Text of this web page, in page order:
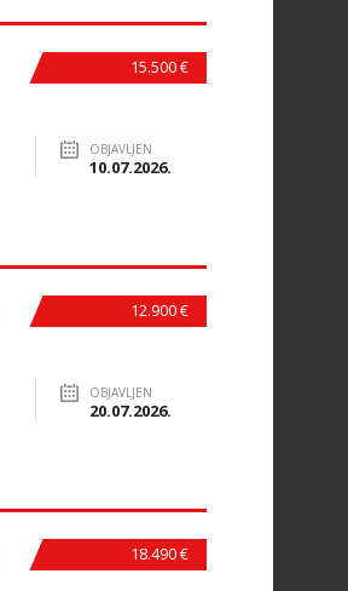
15.500 €
OBJAVLJEN
10.07.2026.
12.900 €
OBJAVLJEN
20.07.2026.
18.490 €